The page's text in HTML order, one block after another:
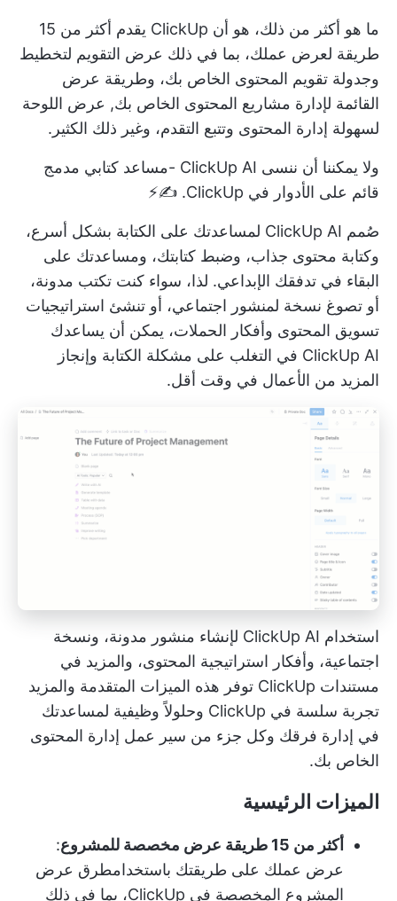
ما هو أكثر من ذلك، هو أن ClickUp يقدم أكثر من 15
طريقة لعرض عملك، بما في ذلك عرض التقويم لتخطيط
وجدولة تقويم المحتوى الخاص بك، وطريقة عرض
القائمة لإدارة مشاريع المحتوى الخاص بك, عرض اللوحة
لسهولة إدارة المحتوى وتتبع التقدم، وغير ذلك الكثير.
ولا يمكننا أن ننسى ClickUp AI -مساعد كتابي مدمج
قائم على الأدوار في ClickUp. ✍️⚡️
صُمم ClickUp AI لمساعدتك على الكتابة بشكل أسرع،
وكتابة محتوى جذاب، وضبط كتابتك، ومساعدتك على
البقاء في تدفقك الإبداعي. لذا، سواء كنت تكتب مدونة،
أو تصوغ نسخة لمنشور اجتماعي، أو تنشئ استراتيجيات
تسويق المحتوى وأفكار الحملات، يمكن أن يساعدك
ClickUp AI في التغلب على مشكلة الكتابة وإنجاز
المزيد من الأعمال في وقت أقل.
استخدام ClickUp AI لإنشاء منشور مدونة، ونسخة
اجتماعية، وأفكار استراتيجية المحتوى، والمزيد في
مستندات ClickUp
توفر هذه الميزات المتقدمة والمزيد
تجربة سلسة في ClickUp وحلولاً وظيفية لمساعدتك
في إدارة فرقك وكل جزء من سير عمل إدارة المحتوى
الخاص بك.
الميزات الرئيسية
أكثر من 15 طريقة عرض مخصصة للمشروع
:
عرض عملك على طريقتك باستخدامطرق عرض
المشروع المخصصة
في ClickUp، بما في ذلك